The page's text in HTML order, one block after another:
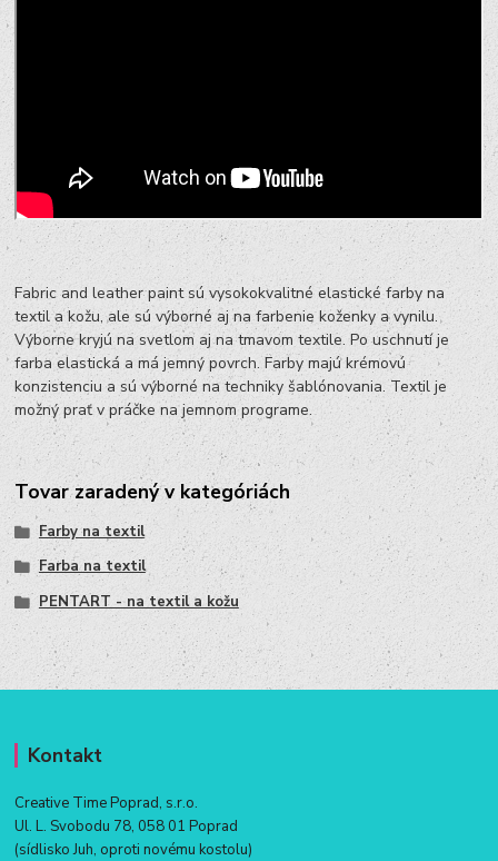
Fabric and leather paint sú vysokokvalitné elastické farby na
textil a kožu, ale sú výborné aj na farbenie koženky a vynilu.
Výborne kryjú na svetlom aj na tmavom textile. Po uschnutí je
farba elastická a má jemný povrch. Farby majú krémovú
konzistenciu a sú výborné na techniky šablónovania. Textil je
možný prať v práčke na jemnom programe.
Tovar zaradený v kategóriách
Farby na textil
Farba na textil
PENTART - na textil a kožu
Kontakt
Creative Time Poprad, s.r.o.
Ul. L. Svobodu 78, 058 01 Poprad
(sídlisko Juh, oproti novému kostolu)